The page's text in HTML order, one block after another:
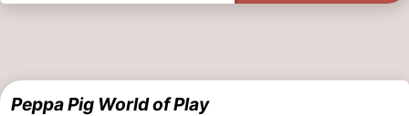
Reiten
-
Peppa Pig World of Play